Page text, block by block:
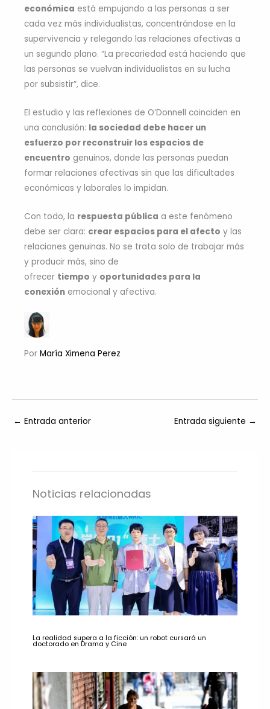
económica está empujando a las personas a ser
cada vez más individualistas, concentrándose en la
supervivencia y relegando las relaciones afectivas a
un segundo plano. “La precariedad está haciendo que
las personas se vuelvan individualistas en su lucha
por subsistir”, dice.
El estudio y las reflexiones de O’Donnell coinciden en
una conclusión: la sociedad debe hacer un
esfuerzo por reconstruir los espacios de
encuentro genuinos, donde las personas puedan
formar relaciones afectivas sin que las dificultades
económicas y laborales lo impidan.
Con todo, la respuesta pública a este fenómeno
debe ser clara: crear espacios para el afecto y las
relaciones genuinas. No se trata solo de trabajar más
y producir más, sino de
ofrecer tiempo y oportunidades para la
conexión emocional y afectiva.
Por María Ximena Perez
← Entrada anterior Entrada siguiente →
Noticias relacionadas
La realidad supera a la ficción: un robot cursará un
doctorado en Drama y Cine